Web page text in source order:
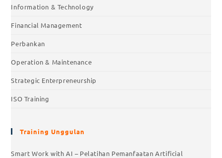
Information & Technology
Financial Management
Perbankan
Operation & Maintenance
Strategic Enterpreneurship
ISO Training
Training Unggulan
Smart Work with AI – Pelatihan Pemanfaatan Artificial